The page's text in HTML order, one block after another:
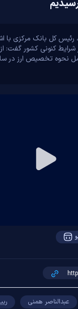
رئیس کل بانک مرکزی با
شرایط کنونی کشور گفت:
Play
عبدالناصر همنی